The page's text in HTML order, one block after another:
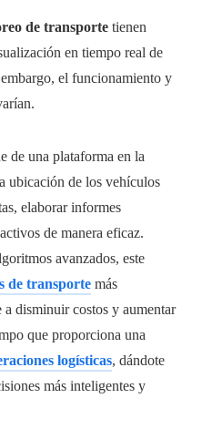
de transporte tienen
en tiempo real de
el funcionamiento y
de una plataforma en la
ubicación de los vehículos
elaborar informes
de manera eficaz.
avanzados, este
de transporte más
disminuir costos y aumentar
que proporciona una
logísticas, dándote
más inteligentes y